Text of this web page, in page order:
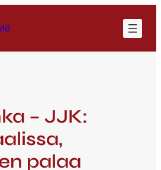
– JJK:
palaa